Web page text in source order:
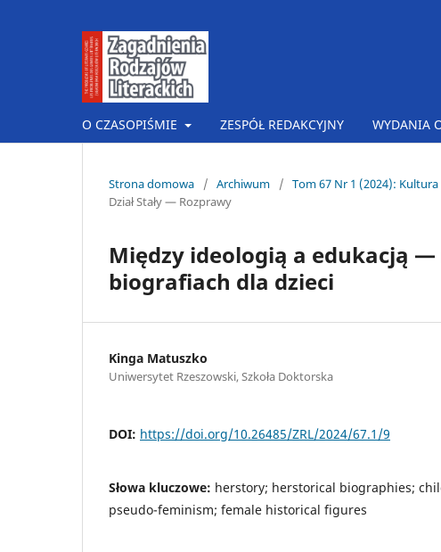
O CZASOPIŚMIE ZESPÓŁ REDAKCYJNY WYDANIA
Strona domowa / Archiwum / Tom 67 Nr 1 (2024):
Dział Stały — Rozprawy
Między ideologią a edukacją
biografiach dla dzieci
Kinga Matuszko
Uniwersytet Rzeszowski, Szkoła Doktorska
DOI: https://doi.org/10.26485/ZRL/2024/67.1/9
Słowa kluczowe: herstory; herstorical biographies;
pseudo-feminism; female historical figures